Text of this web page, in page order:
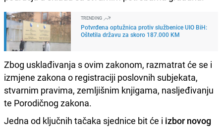
TRENDING
Potvrđena optužnica protiv službenice UIO BiH:
Oštetila državu za skoro 187.000 KM
Zbog usklađivanja s ovim zakonom, razmatrat će se i
izmjene zakona o registraciji poslovnih subjekata,
stvarnim pravima, zemljišnim knjigama, nasljeđivanju
te Porodičnog zakona.
Jedna od ključnih tačaka sjednice bit će i izbor novog